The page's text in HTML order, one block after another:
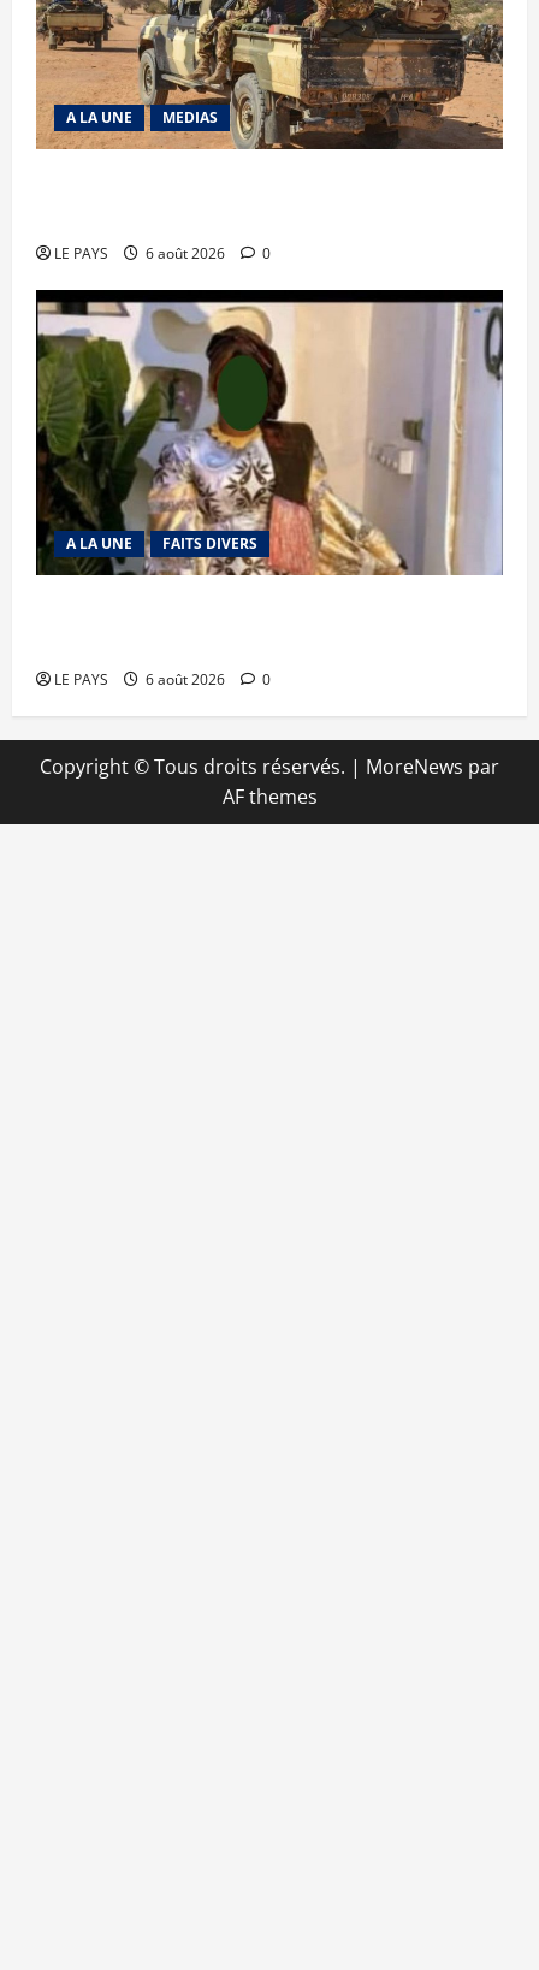
A LA UNE MEDIAS
LE PAYS 6 août 2026 0
A LA UNE FAITS DIVERS
LE PAYS 6 août 2026 0
Copyright © Tous droits réservés. | MoreNews par
AF themes